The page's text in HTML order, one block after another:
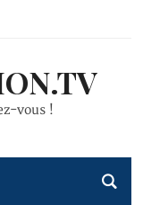
vous !